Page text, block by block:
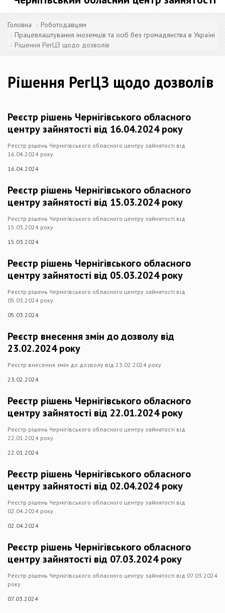
Головна
Роботодавцям
Працевлаштування іноземців та осіб без громадянства в Україні
Рішення РегЦЗ щодо дозволів
Рішення РегЦЗ щодо дозволів
Реєстр рішень Чернігівського обласного
центру зайнятості від 16.04.2024 року
Реєстр рішень Чернігівського обласного центру зайнятості від
16.04.2024 року
16.04.2024
Реєстр рішень Чернігівського обласного
центру зайнятості від 15.03.2024 року
Реєстр рішень Чернігівського обласного центру зайнятості від
15.03.2024 року
15.03.2024
Реєстр рішень Чернігівського обласного
центру зайнятості від 05.03.2024 року
Реєстр рішень Чернігівського обласного центру зайнятості від
05.03.2024 року
05.03.2024
Реєстр внесення змін до дозволу від
23.02.2024 року
Реєстр внесення змін до дозволу від 23.02.2024 року
23.02.2024
Реєстр рішень Чернігівського обласного
центру зайнятості від 22.01.2024 року
Реєстр рішень Чернігівського обласного центру зайнятості від
22.01.2024 року
22.01.2024
Реєстр рішень Чернігівського обласного
центру зайнятості від 02.04.2024 року
Реєстр рішень Чернігівського обласного центру зайнятості від
02.04.2024 року
02.04.2024
Реєстр рішень Чернігівського обласного
центру зайнятості від 07.03.2024 року
Реєстр рішень Чернігівського обласного центру зайнятості від 07.03.2024
року
07.03.2024